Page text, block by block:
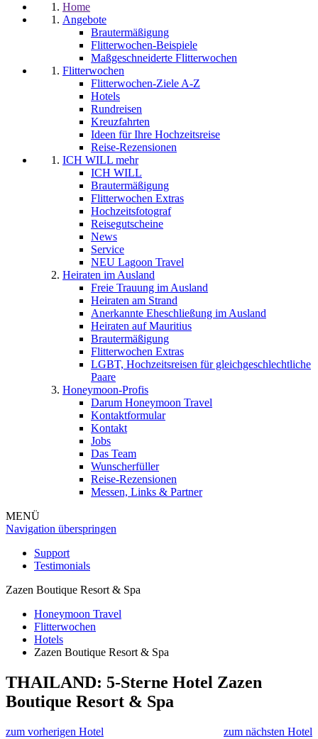
Home
Angebote
Brautermäßigung
Flitterwochen-Beispiele
Maßgeschneiderte Flitterwochen
Flitterwochen
Flitterwochen-Ziele A-Z
Hotels
Rundreisen
Kreuzfahrten
Ideen für Ihre Hochzeitsreise
Reise-Rezensionen
ICH WILL mehr
ICH WILL
Brautermäßigung
Flitterwochen Extras
Hochzeitsfotograf
Reisegutscheine
News
Service
NEU Lagoon Travel
Heiraten im Ausland
Freie Trauung im Ausland
Heiraten am Strand
Anerkannte Eheschließung im Ausland
Heiraten auf Mauritius
Brautermäßigung
Flitterwochen Extras
LGBT, Hochzeitsreisen für gleichgeschlechtliche
Paare
Honeymoon-Profis
Darum Honeymoon Travel
Kontaktformular
Kontakt
Jobs
Das Team
Wunscherfüller
Reise-Rezensionen
Messen, Links & Partner
MENÜ
Navigation überspringen
Support
Testimonials
Zazen Boutique Resort & Spa
Honeymoon Travel
Flitterwochen
Hotels
Zazen Boutique Resort & Spa
THAILAND: 5-Sterne Hotel Zazen
Boutique Resort & Spa
zum vorherigen Hotel zum nächsten Hotel